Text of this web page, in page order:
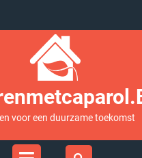
voor een duurzame toekomst
Open